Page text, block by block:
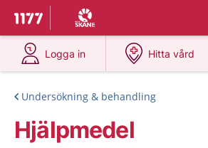
Till startsidan för 1177
Du har valt region
Logga in
på 1177.se
Hitta vård
på 1177.se
Undersökning & behandling
Hjälpmedel